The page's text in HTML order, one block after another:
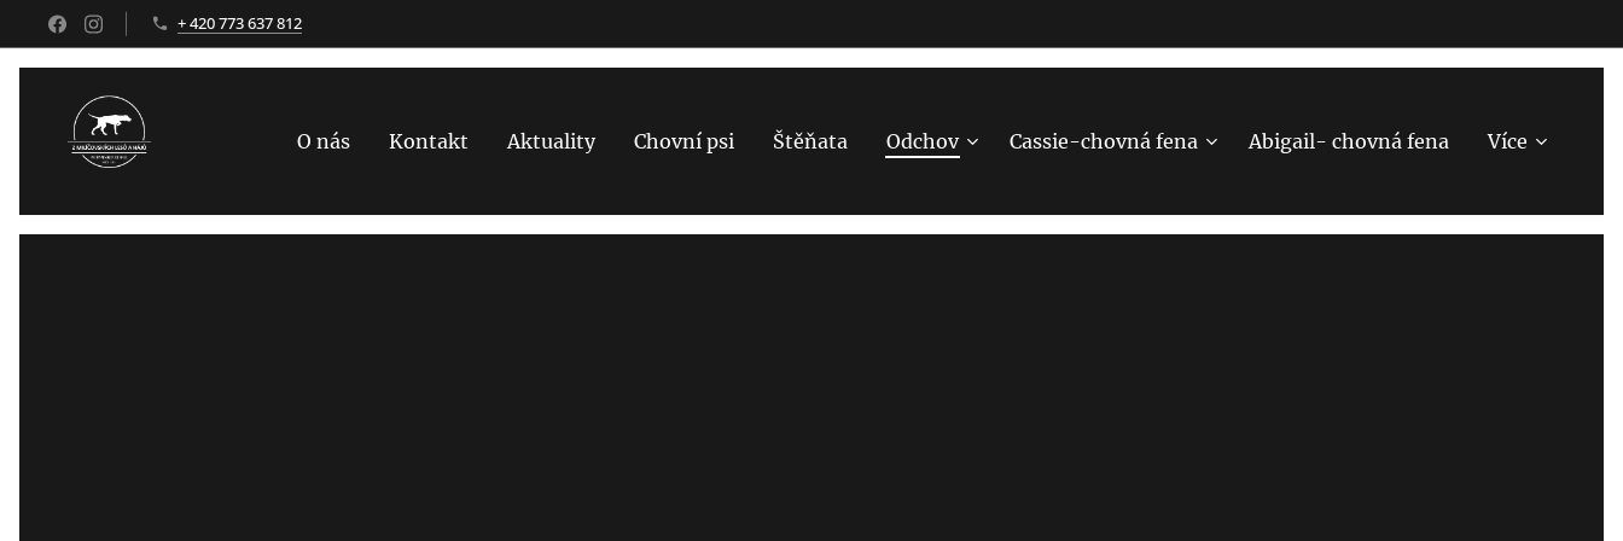
+ 420 773 637 812
O nás Kontakt Aktuality Chovní psi Štěňata Odchov Cassie-chovná fena Abigail- chovná fena Více